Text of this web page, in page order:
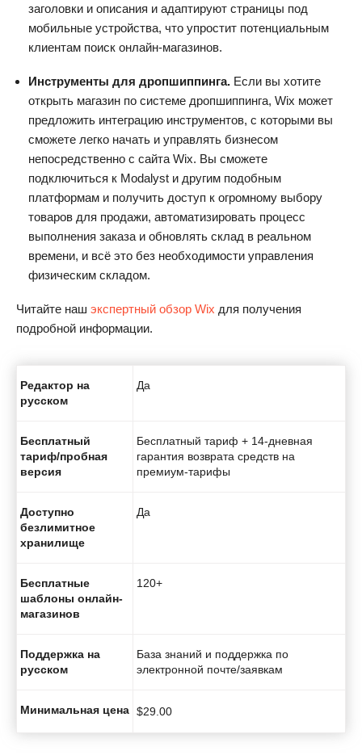
заголовки и описания и адаптируют страницы под
мобильные устройства, что упростит потенциальным
клиентам поиск онлайн-магазинов.
Инструменты для дропшиппинга. Если вы хотите
открыть магазин по системе дропшиппинга, Wix может
предложить интеграцию инструментов, с которыми вы
сможете легко начать и управлять бизнесом
непосредственно с сайта Wix. Вы сможете
подключиться к Modalyst и другим подобным
платформам и получить доступ к огромному выбору
товаров для продажи, автоматизировать процесс
выполнения заказа и обновлять склад в реальном
времени, и всё это без необходимости управления
физическим складом.
Читайте наш экспертный обзор Wix для получения
подробной информации.
Редактор на
русском
Да
Бесплатный
тариф/пробная
версия
Бесплатный тариф + 14-дневная
гарантия возврата средств на
премиум-тарифы
Доступно
безлимитное
хранилище
Да
Бесплатные
шаблоны онлайн-
магазинов
120+
Поддержка на
русском
База знаний и поддержка по
электронной почте/заявкам
Минимальная цена $29.00